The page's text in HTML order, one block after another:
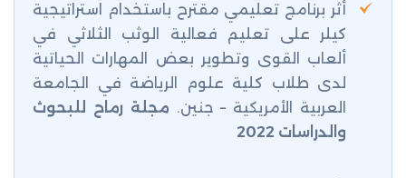
أثر برنامج تعليمي مقترح باستخدام استراتيجية
كيلر على تعليم فعالية الوثب الثلاثي في
ألعاب القوى وتطوير بعض المهارات الحياتية
لدى طلاب كلية علوم الرياضة في الجامعة
العربية الأمريكية – جنين. مجلة رماح للبحوث
والدراسات 2022